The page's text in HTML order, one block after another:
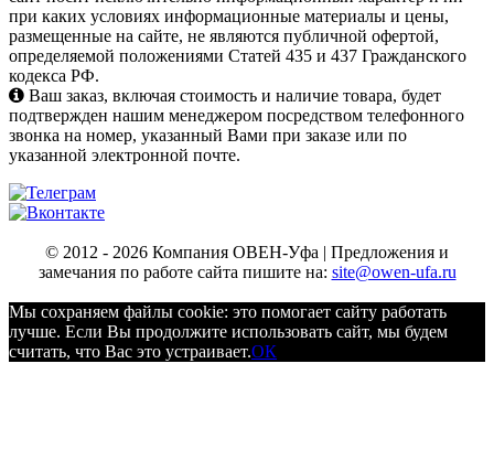
при каких условиях информационные материалы и цены,
размещенные на сайте, не являются публичной офертой,
определяемой положениями Статей 435 и 437 Гражданского
кодекса РФ.
Ваш заказ, включая стоимость и наличие товара, будет
подтвержден нашим менеджером посредством телефонного
звонка на номер, указанный Вами при заказе или по
указанной электронной почте.
© 2012 - 2026 Компания ОВЕН-Уфа | Предложения и
замечания по работе сайта пишите на: site@owen-ufa.ru
Мы cохраняем файлы cookie: это помогает сайту работать
лучше. Если Вы продолжите использовать сайт, мы будем
считать, что Вас это устраивает.ОК